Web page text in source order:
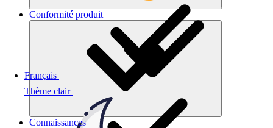
Thème clair
Français
Conformité produit
Connaissances